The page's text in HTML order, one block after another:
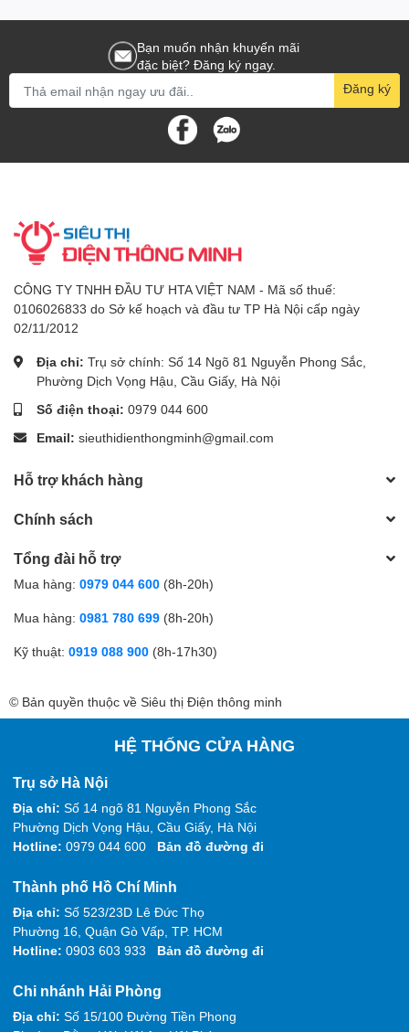
Bạn muốn nhận khuyến mãi
đặc biệt? Đăng ký ngay.
Đăng ký
CÔNG TY TNHH ĐẦU TƯ HTA VIỆT NAM - Mã số thuế:
0106026833 do Sở kế hoạch và đầu tư TP Hà Nội cấp ngày
02/11/2012
Địa chỉ: Trụ sở chính: Số 14 Ngõ 81 Nguyễn Phong Sắc,
Phường Dịch Vọng Hậu, Cầu Giấy, Hà Nội
Số điện thoại: 0979 044 600
Email: sieuthidienthongminh@gmail.com
Hỗ trợ khách hàng
Chính sách
Tổng đài hỗ trợ
Mua hàng: 0979 044 600 (8h-20h)
Mua hàng: 0981 780 699 (8h-20h)
Kỹ thuật: 0919 088 900 (8h-17h30)
© Bản quyền thuộc về Siêu thị Điện thông minh
HỆ THỐNG CỬA HÀNG
Trụ sở Hà Nội
Địa chỉ: Số 14 ngõ 81 Nguyễn Phong Sắc
Phường Dịch Vọng Hậu, Cầu Giấy, Hà Nội
Hotline: 0979 044 600 Bản đồ đường đi
Thành phố Hồ Chí Minh
Địa chỉ: Số 523/23D Lê Đức Thọ
Phường 16, Quận Gò Vấp, TP. HCM
Hotline: 0903 603 933 Bản đồ đường đi
Chi nhánh Hải Phòng
Địa chỉ: Số 15/100 Đường Tiền Phong